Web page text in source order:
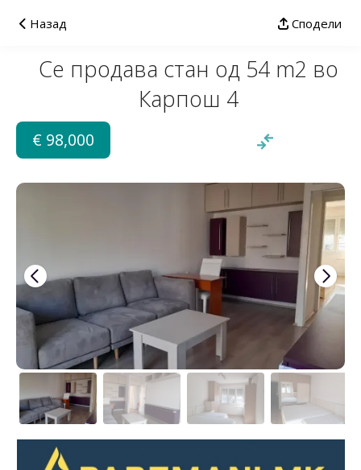
Назад Сподели
Се продава стан од 54 m2 во
Карпош 4
€ 98,000